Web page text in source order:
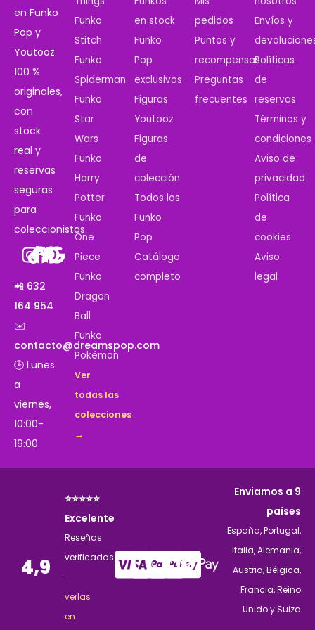
en Funko
Pop y
Youtooz
100 %
originales,
con
stock
real y
reservas
seguras
para
coleccionistas.
📲 632
164 954
✉️
contacto@dreamspop.com
🕒 Lunes
a
viernes,
10:00-
19:00
Funko
Stitch
Funko
Spiderman
Funko
Star
Wars
Funko
Harry
Potter
Funko
One
Piece
Funko
Dragon
Ball
Funko
Pokémon
Ver
todas las
colecciones
→
en stock
Funko
Pop
exclusivos
Figuras
Youtooz
Figuras
de
colección
Todos los
Funko
Pop
Catálogo
completo
pedidos
Puntos y
recompensas
Preguntas
frecuentes
Envíos y
Políticas
de
reservas
Términos y
condiciones
Aviso de
privacidad
Política
de
cookies
Aviso
legal
4,9
⭐⭐⭐⭐⭐
Excelente
Reseñas
verificadas
·
verlas
en
Enviamos a 9
países
España, Portugal,
Italia, Alemania,
Austria, Bélgica,
Francia, Reino
Unido y Suiza